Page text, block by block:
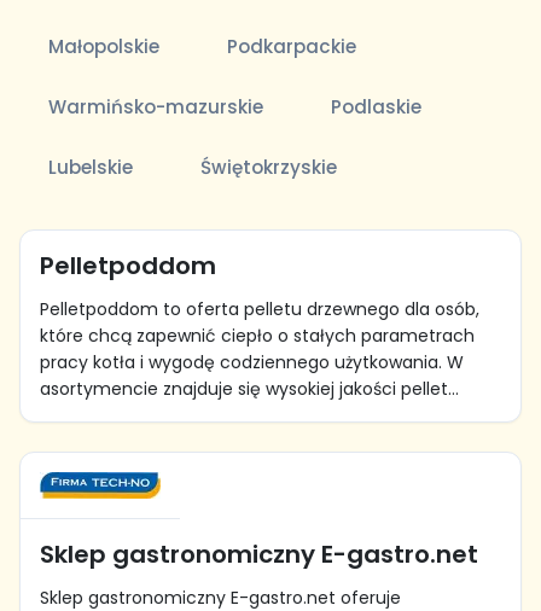
Małopolskie Podkarpackie
Warmińsko-mazurskie Podlaskie
Lubelskie Świętokrzyskie
Pelletpoddom
Pelletpoddom to oferta pelletu drzewnego dla osób,
które chcą zapewnić ciepło o stałych parametrach
pracy kotła i wygodę codziennego użytkowania. W
asortymencie znajduje się wysokiej jakości pellet...
Sklep gastronomiczny E-gastro.net
Sklep gastronomiczny E-gastro.net oferuje